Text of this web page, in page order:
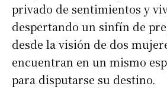
privado de sentimientos y
despertando un sinfín de
desde la visión de dos
encuentran en un mismo
para disputarse su destino.